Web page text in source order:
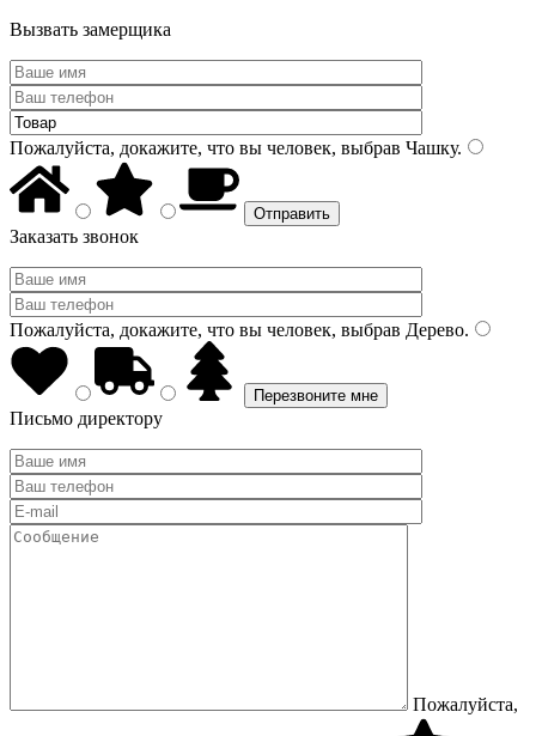
Вызвать замерщика
Пожалуйста, докажите, что вы человек, выбрав Чашку.
Заказать звонок
Пожалуйста, докажите, что вы человек, выбрав Дерево.
Письмо директору
Пожалуйста,